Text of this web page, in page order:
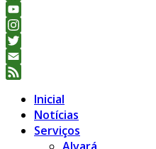
Facebook
YouTube
Channel
Instagram
Twitter
Email
Inicial
Notícias
Serviços